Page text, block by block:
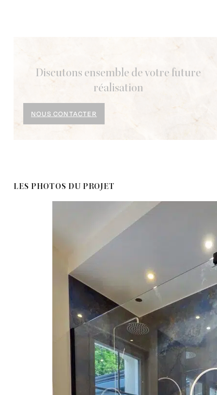
Discutons ensemble de votre future
réalisation
NOUS CONTACTER
LES PHOTOS DU PROJET